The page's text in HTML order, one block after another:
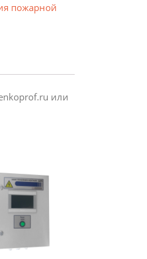
пожарной
или